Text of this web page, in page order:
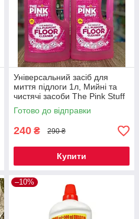
Універсальний засіб для
миття підлоги 1л, Мийні та
чистячі засоби The Pink Stuff
Готово до відправки
240 ₴ 290 ₴
Купити
–10%